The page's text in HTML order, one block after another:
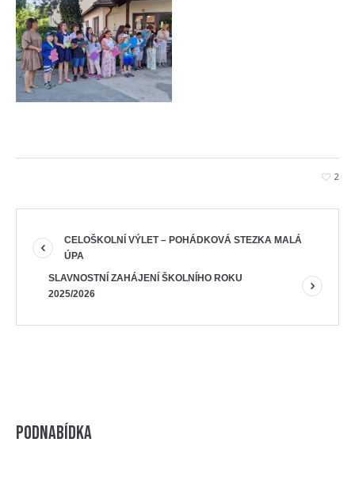
2
CELOŠKOLNÍ VÝLET – POHÁDKOVÁ STEZKA MALÁ
ÚPA
SLAVNOSTNÍ ZAHÁJENÍ ŠKOLNÍHO ROKU
2025/2026
Podnabídka